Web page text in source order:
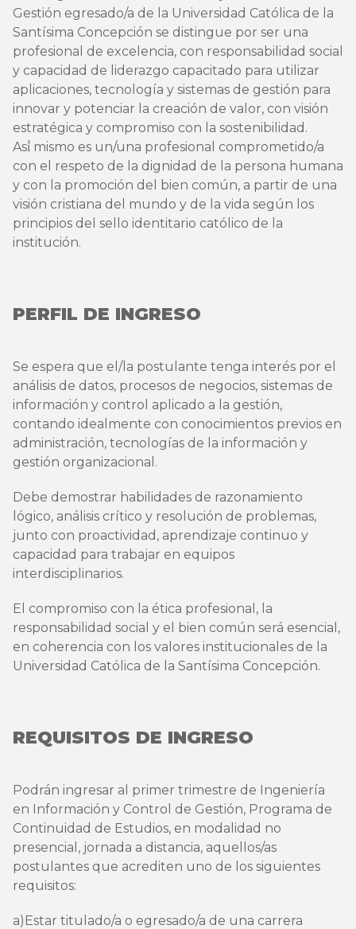
Gestión egresado/a de la Universidad Católica de la
Santísima Concepción se distingue por ser una
profesional de excelencia, con responsabilidad social
y capacidad de liderazgo capacitado para utilizar
aplicaciones, tecnología y sistemas de gestión para
innovar y potenciar la creación de valor, con visión
estratégica y compromiso con la sostenibilidad.
Así́ mismo es un/una profesional comprometido/a
con el respeto de la dignidad de la persona humana
y con la promoción del bien común, a partir de una
visión cristiana del mundo y de la vida según los
principios del sello identitario católico de la
institución.
PERFIL DE INGRESO
Se espera que el/la postulante tenga interés por el
análisis de datos, procesos de negocios, sistemas de
información y control aplicado a la gestión,
contando idealmente con conocimientos previos en
administración, tecnologías de la información y
gestión organizacional.
Debe demostrar habilidades de razonamiento
lógico, análisis crítico y resolución de problemas,
junto con proactividad, aprendizaje continuo y
capacidad para trabajar en equipos
interdisciplinarios.
El compromiso con la ética profesional, la
responsabilidad social y el bien común será esencial,
en coherencia con los valores institucionales de la
Universidad Católica de la Santísima Concepción.
REQUISITOS DE INGRESO
Podrán ingresar al primer trimestre de Ingeniería
en Información y Control de Gestión, Programa de
Continuidad de Estudios, en modalidad no
presencial, jornada a distancia, aquellos/as
postulantes que acrediten uno de los siguientes
requisitos:
a)Estar titulado/a o egresado/a de una carrera